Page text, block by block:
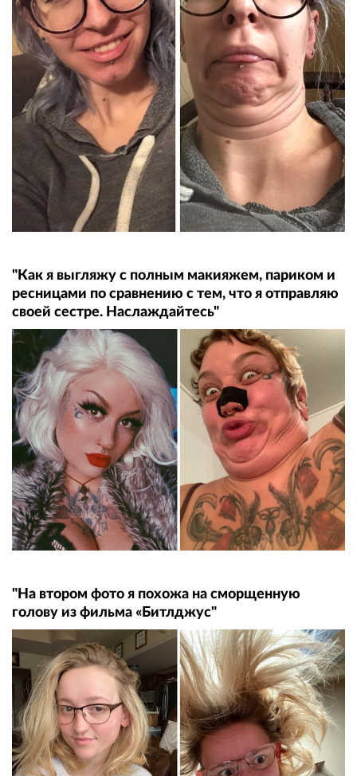
"Как я выгляжу с полным макияжем, париком и
ресницами по сравнению с тем, что я отправляю
своей сестре. Наслаждайтесь"
"На втором фото я похожа на сморщенную
голову из фильма «Битлджус"